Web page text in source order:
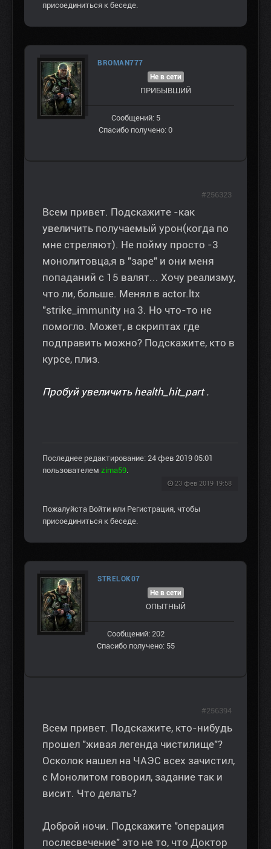
присоединиться к беседе.
BROMAN777
Не в сети
ПРИБЫВШИЙ
Сообщений: 5
Спасибо получено: 0
Всем привет. Подскажите -как
увеличить получаемый урон(когда по
мне стреляют). Не пойму просто -3
монолитовца,я в "заре" и они меня
попаданий с 15 валят... Хочу реализму,
что ли, больше. Менял в actor.ltx
"strike_immunity на 3. Но что-то не
помогло. Может, в скриптах где
подправить можно? Подскажите, кто в
курсе, плиз.
Пробуй увеличить health_hit_part .
Последнее редактирование: 24 фев 2019 05:01
пользователем zima59
23 фев 2019 19:58
#256323
Пожалуйста Войти или Регистрация , чтобы
присоединиться к беседе.
STRELOK07
Не в сети
ОПЫТНЫЙ
Сообщений: 202
Спасибо получено: 55
Всем привет. Подскажите, кто-нибудь
прошел "живая легенда чистилище"?
Осколок нашел на ЧАЭС всех зачистил,
с Монолитом говорил, задание так и
висит. Что делать?
Доброй ночи. Подскажите "операция
послесвечение" это не то, что Доктор
#256394